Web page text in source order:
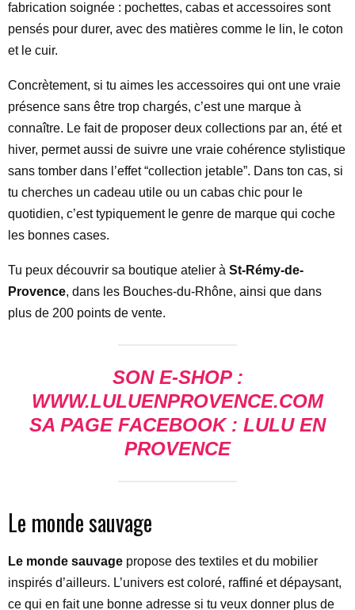
fabrication soignée : pochettes, cabas et accessoires sont
pensés pour durer, avec des matières comme le lin, le coton
et le cuir.
Concrètement, si tu aimes les accessoires qui ont une vraie
présence sans être trop chargés, c’est une marque à
connaître. Le fait de proposer deux collections par an, été et
hiver, permet aussi de suivre une vraie cohérence stylistique
sans tomber dans l’effet “collection jetable”. Dans ton cas, si
tu cherches un cadeau utile ou un cabas chic pour le
quotidien, c’est typiquement le genre de marque qui coche
les bonnes cases.
Tu peux découvrir sa boutique atelier à St-Rémy-de-
Provence, dans les Bouches-du-Rhône, ainsi que dans
plus de 200 points de vente.
SON E-SHOP :
WWW.LULUENPROVENCE.COM
SA PAGE FACEBOOK : LULU EN
PROVENCE
Le monde sauvage
Le monde sauvage propose des textiles et du mobilier
inspirés d’ailleurs. L’univers est coloré, raffiné et dépaysant,
ce qui en fait une bonne adresse si tu veux donner plus de